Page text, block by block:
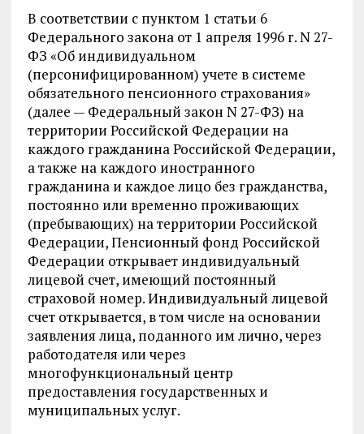
В соответствии с пунктом 1 статьи 6
Федерального закона от 1 апреля 1996 г. N 27-
ФЗ «Об индивидуальном
(персонифицированном) учете в системе
обязательного пенсионного страхования»
(далее — Федеральный закон N 27-ФЗ) на
территории Российской Федерации на
каждого гражданина Российской Федерации,
а также на каждого иностранного
гражданина и каждое лицо без гражданства,
постоянно или временно проживающих
(пребывающих) на территории Российской
Федерации, Пенсионный фонд Российской
Федерации открывает индивидуальный
лицевой счет, имеющий постоянный
страховой номер. Индивидуальный лицевой
счет открывается, в том числе на основании
заявления лица, поданного им лично, через
работодателя или через
многофункциональный центр
предоставления государственных и
муниципальных услуг.